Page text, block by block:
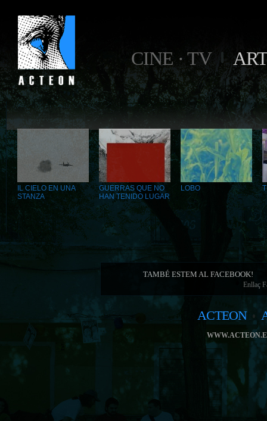
CINE · TV
IL CIELO EN UNA
STANZA
GUERRAS QUE NO
HAN TENIDO LUGAR
LOBO
TAMBÉ ESTEM AL FACEBOOK!
Enllaç
ACTEON